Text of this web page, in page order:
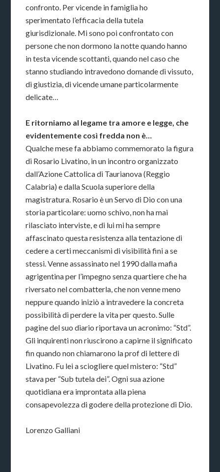
confronto. Per vicende in famiglia ho
sperimentato l’efficacia della tutela
giurisdizionale. Mi sono poi confrontato con
persone che non dormono la notte quando hanno
in testa vicende scottanti, quando nel caso che
stanno studiando intravedono domande di vissuto,
di giustizia, di vicende umane particolarmente
delicate…
E ritorniamo al legame tra amore e legge, che
evidentemente così fredda non è…
Qualche mese fa abbiamo commemorato la figura
di Rosario Livatino, in un incontro organizzato
dall’Azione Cattolica di Taurianova (Reggio
Calabria) e dalla Scuola superiore della
magistratura. Rosario è un Servo di Dio con una
storia particolare: uomo schivo, non ha mai
rilasciato interviste, e di lui mi ha sempre
affascinato questa resistenza alla tentazione di
cedere a certi meccanismi di visibilità fini a se
stessi. Venne assassinato nel 1990 dalla mafia
agrigentina per l’impegno senza quartiere che ha
riversato nel combatterla, che non venne meno
neppure quando iniziò a intravedere la concreta
possibilità di perdere la vita per questo. Sulle
pagine del suo diario riportava un acronimo: “Std”.
Gli inquirenti non riuscirono a capirne il significato
fin quando non chiamarono la prof di lettere di
Livatino. Fu lei a sciogliere quel mistero: “Std”
stava per “Sub tutela dei”. Ogni sua azione
quotidiana era improntata alla piena
consapevolezza di godere della protezione di Dio.
Lorenzo Galliani